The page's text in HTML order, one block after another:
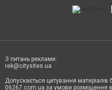
З питань реклами:
rek@citysites.ua
Допускається цитування
06267.com.ua за умови розміщення